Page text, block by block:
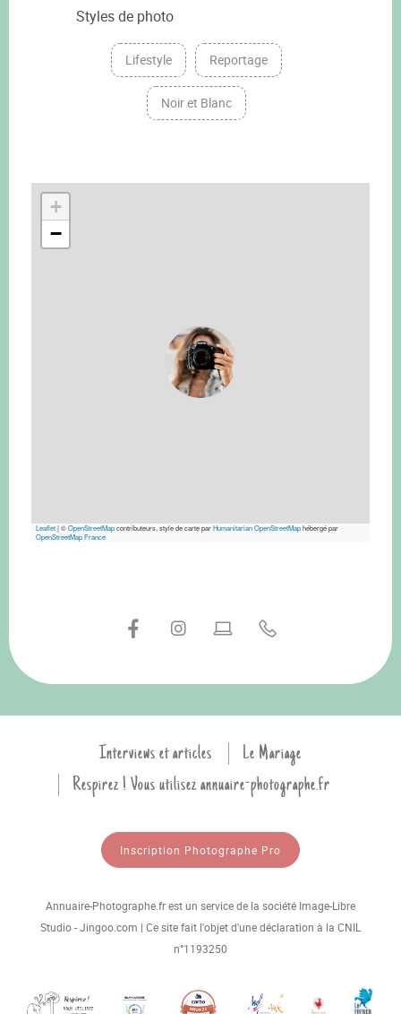
Styles de photo
Lifestyle Reportage
Noir et Blanc
+
−
Leaflet|©OpenStreetMapcontributeurs, style de carte parHumanitarian OpenStreetMaphébergé par
OpenStreetMap France
Interviews et articles
Le Mariage
Respirez ! Vous utilisez annuaire-photographe.fr
Inscription Photographe Pro
Annuaire-Photographe.fr est un service de la société Image-Libre
Studio - Jingoo.com | Ce site fait l'objet d'une déclaration à la CNIL
n°1193250